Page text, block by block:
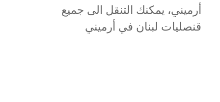
أرميني، يمكنك التنقل الى جميع
قنصليات لبنان في أرميني